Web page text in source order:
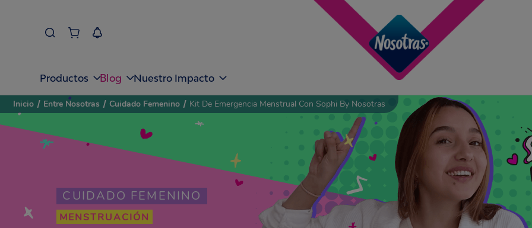
Productos Blog Nuestro Impacto
CUIDADO FEMENINO
MENSTRUACIÓN
Inicio / Entre Nosotras / Cuidado Femenino / Kit De Emergencia Menstrual Con Sophi By Nosotras